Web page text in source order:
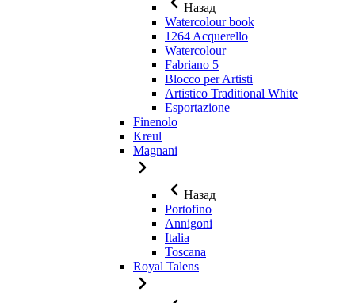
Назад
Watercolour book
1264 Acquerello
Watercolour
Fabriano 5
Blocco per Artisti
Artistico Traditional White
Esportazione
Finenolo
Kreul
Magnani
Назад
Portofino
Annigoni
Italia
Toscana
Royal Talens